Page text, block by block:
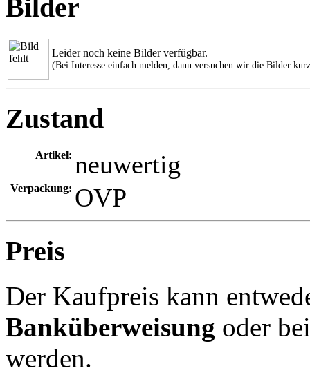
Bilder
Leider noch keine Bilder verfügbar.
(Bei Interesse einfach melden, dann versuchen wir die Bilder
Zustand
Artikel: neuwertig
Verpackung: OVP
Preis
Der Kaufpreis kann
Banküberweisung oder
werden.